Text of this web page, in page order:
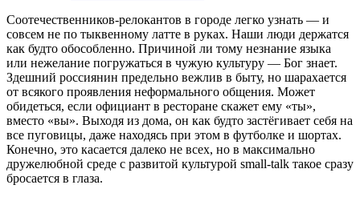
Соотечественников-релокантов в городе легко узнать — и
совсем не по тыквенному латте в руках. Наши люди держатся
как будто обособленно. Причиной ли тому незнание языка
или нежелание погружаться в чужую культуру — Бог знает.
Здешний россиянин предельно вежлив в быту, но шарахается
от всякого проявления неформального общения. Может
обидеться, если официант в ресторане скажет ему «ты»,
вместо «вы». Выходя из дома, он как будто застёгивает себя на
все пуговицы, даже находясь при этом в футболке и шортах.
Конечно, это касается далеко не всех, но в максимально
дружелюбной среде с развитой культурой small-talk такое сразу
бросается в глаза.